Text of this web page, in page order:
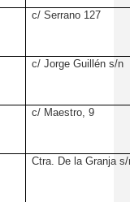
c/ Serrano 127
c/ Jorge Guillén s/n
c/ Maestro, 9
Ctra. De la Granja